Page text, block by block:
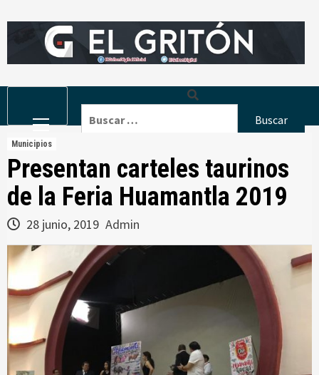
to
Menu
Municipios
Presentan carteles taurinos
de la Feria Huamantla 2019
28 junio, 2019 Admin